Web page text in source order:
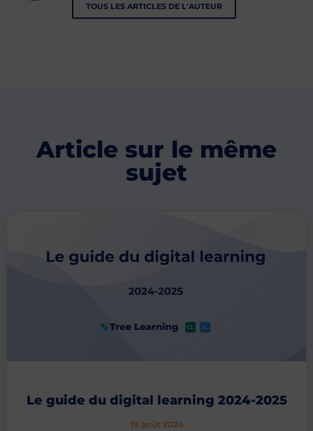
TOUS LES ARTICLES DE L'AUTEUR
Article sur le même
sujet
Le guide du digital learning 2024-2025
19 août 2024